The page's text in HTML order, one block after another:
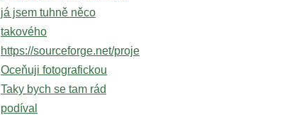
já jsem tuhně něco
takového
https://sourceforge.net/proje
Oceňuji fotografickou
Taky bych se tam rád
podíval